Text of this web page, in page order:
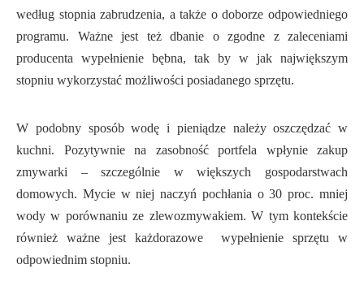
według stopnia zabrudzenia, a także o doborze odpowiedniego
programu. Ważne jest też dbanie o zgodne z zaleceniami
producenta wypełnienie bębna, tak by w jak największym
stopniu wykorzystać możliwości posiadanego sprzętu.
W podobny sposób wodę i pieniądze należy oszczędzać w
kuchni. Pozytywnie na zasobność portfela wpłynie zakup
zmywarki – szczególnie w większych gospodarstwach
domowych. Mycie w niej naczyń pochłania o 30 proc. mniej
wody w porównaniu ze zlewozmywakiem. W tym kontekście
również ważne jest każdorazowe wypełnienie sprzętu w
odpowiednim stopniu.